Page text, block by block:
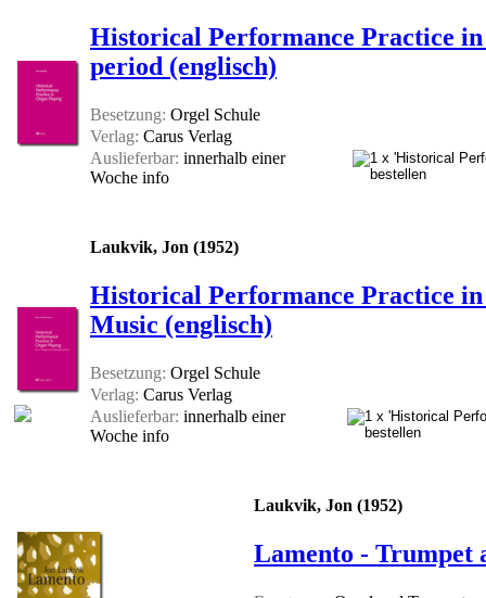
Historical Performance Practice
period (englisch)
Besetzung: Orgel Schule
Verlag: Carus Verlag
Auslieferbar: innerhalb einer
Woche info
Laukvik, Jon (1952)
Historical Performance Practice
Music (englisch)
Besetzung: Orgel Schule
Verlag: Carus Verlag
Auslieferbar: innerhalb einer
Woche info
Laukvik, Jon (1952)
Lamento - Trumpet